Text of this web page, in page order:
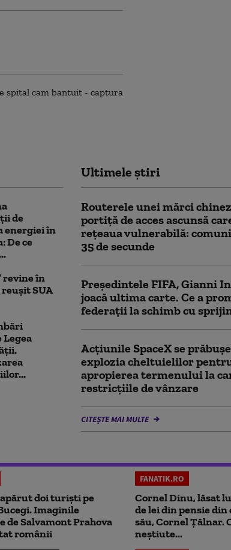
de
energiei în
De ce
revine în
SUA
Ultimele știri
Routerele unei mărci
portiță de acces ascunsă
rețeaua vulnerabilă:
35 de secunde
Președintele FIFA, Gianni
joacă ultima carte. Ce a
federații la schimb cu
Acţiunile SpaceX se
explozia cheltuielilor
apropierea termenului la
restricţiile de vânzare
CITEȘTE MAI MULTE
doi turiști pe
Imaginile
de Salvamont Prahova
românii
FANATIK.RO
Cornel Dinu, lăsat
de lei din pensie
său, Cornel Țălnar.
neștiute...